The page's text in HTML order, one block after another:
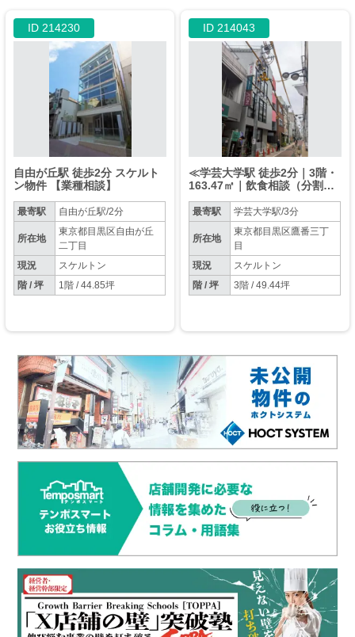
ID 214230
自由が丘駅 徒歩2分 スケルト
ン物件 【業種相談】
最寄駅 自由が丘駅/2分
所在地
東京都目黒区自由が丘
二丁目
現況
スケルトン
階 / 坪
1階 / 44.85坪
ID 214043
≪学芸大学駅 徒歩2分｜3階・
163.47㎡｜飲食相談（分割相
最寄駅 学芸大学駅/3分
所在地
東京都目黒区鷹番三丁
目
現況
スケルトン
階 / 坪
3階 / 49.44坪